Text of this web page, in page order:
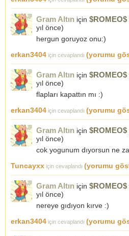
Gram Altın için $ROMEO$
yıl önce)
hergun goruyoz onu:)
erkan3404 için cevaplandı (yorumu
Gram Altın için $ROMEO$
yıl önce)
flapları kapattın mı :)
erkan3404 için cevaplandı (yorumu
Gram Altın için $ROMEO$
yıl önce)
cok yogunum dıyorsun ne
Tuncayxx için cevaplandı (yorumu
Gram Altın için $ROMEO$
yıl önce)
nereye gıdıyon kırve :)
erkan3404 için cevaplandı (yorumu